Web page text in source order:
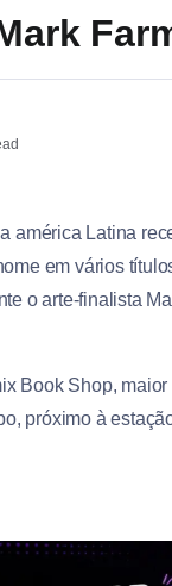
américa Latina
em vários
o arte-finalista
Book Shop,
próximo à